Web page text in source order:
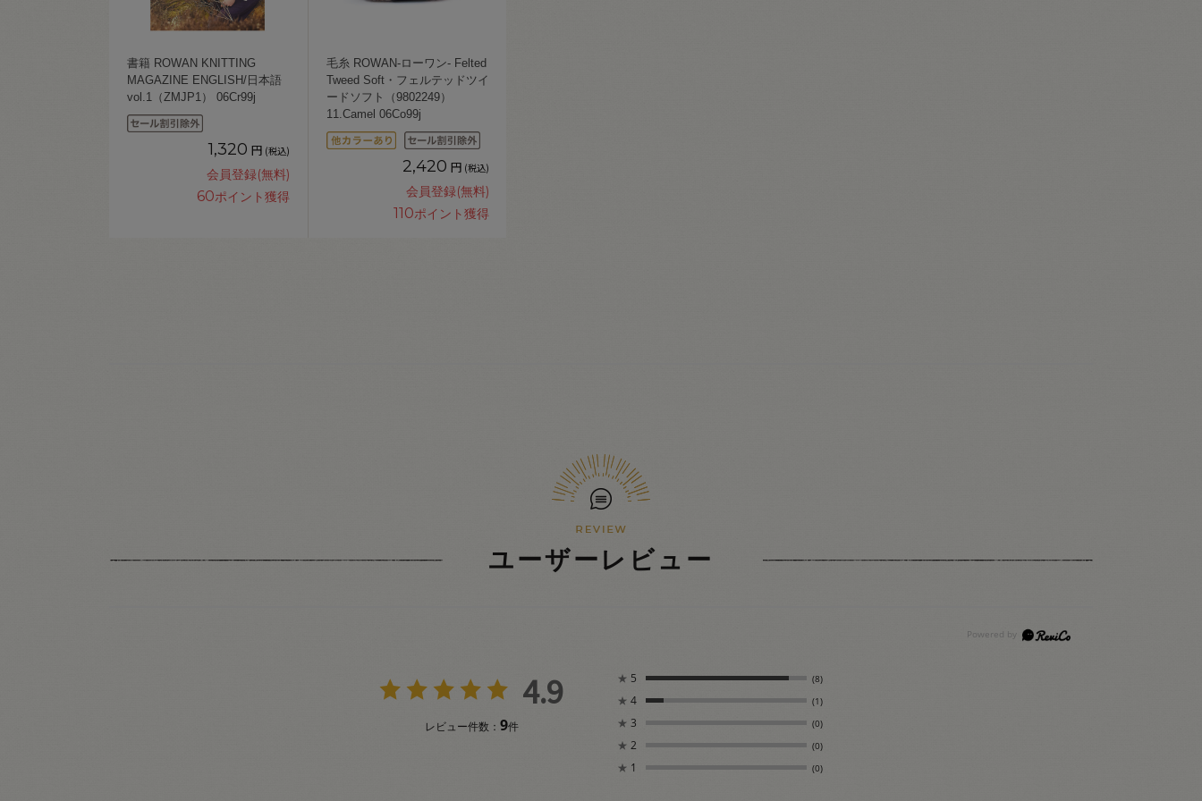
書籍 ROWAN KNITTING
MAGAZINE ENGLISH/日本語
vol.1（ZMJP1） 06Cr99j
1,320 円 (税込)
会員登録(無料)
60ポイント獲得
毛糸 ROWAN-ローワン- Felted
Tweed Soft・フェルテッドツイ
ードソフト（9802249）
11.Camel 06Co99j
2,420 円 (税込)
会員登録(無料)
110ポイント獲得
ユーザーレビュー
4.9
レビュー件数： 9件
★ 5 (8)
★ 4 (1)
★ 3 (0)
★ 2 (0)
★ 1 (0)